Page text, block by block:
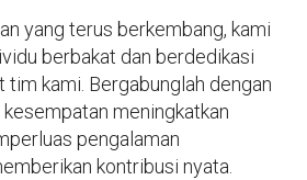
yang terus berkembang, kami
berbakat dan berdedikasi
tim kami. Bergabunglah dengan
meningkatkan
pengalaman
kontribusi nyata.